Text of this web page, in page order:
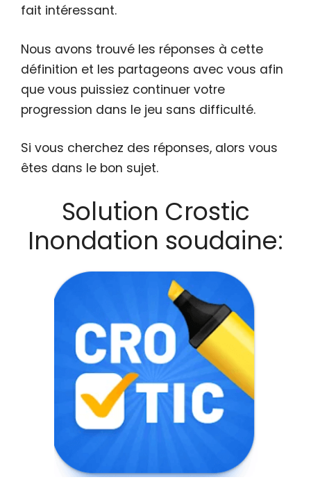
fait intéressant.
Nous avons trouvé les réponses à cette
définition et les partageons avec vous afin
que vous puissiez continuer votre
progression dans le jeu sans difficulté.
Si vous cherchez des réponses, alors vous
êtes dans le bon sujet.
Solution Crostic
Inondation soudaine: